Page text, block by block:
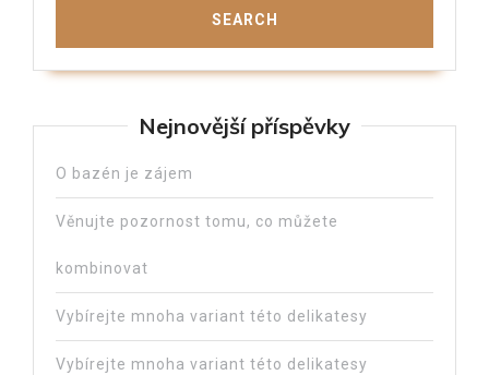
Nejnovější příspěvky
O bazén je zájem
Věnujte pozornost tomu, co můžete
kombinovat
Vybírejte mnoha variant této delikatesy
Vybírejte mnoha variant této delikatesy